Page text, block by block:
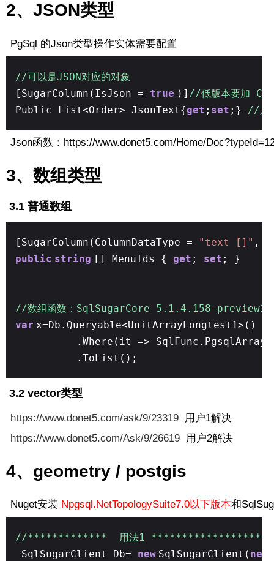
2、JSON类型
PgSql 的Json类型操作实体需要配置
//可以是JSON对应的对象
[SugarColumn(IsJson = true )] //低版本要加
Public List<Order> JsonText{get ; set ;} //只
Json函数：https://www.donet5.com/Home/
3、数组类型
3.1 普通数组
[SugarColumn(ColumnDataType = "text []" ,
public string [] MenuIds { get ; set ; }
//数组函数：SqlSugarCore 5.1.4.158-
var x=Db.Queryable<UnitArrayLongtest1>()
.Where(it =>
.ToList();
3.2 vector类型
https://www.donet5.com/ask/9/23319用户1解决
https://www.donet5.com/Ask/9/26619用户2解决
4、geometry / postgis
Nuget安装 Npgsql.NetTopologySuite7.0以下版本和
//************* 用法1 ******************
SqlSugarClient Db= new SqlSugarClient( new